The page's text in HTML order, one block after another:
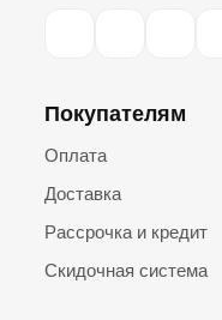
Покупателям
Оплата
Доставка
Рассрочка и кредит
Скидочная система